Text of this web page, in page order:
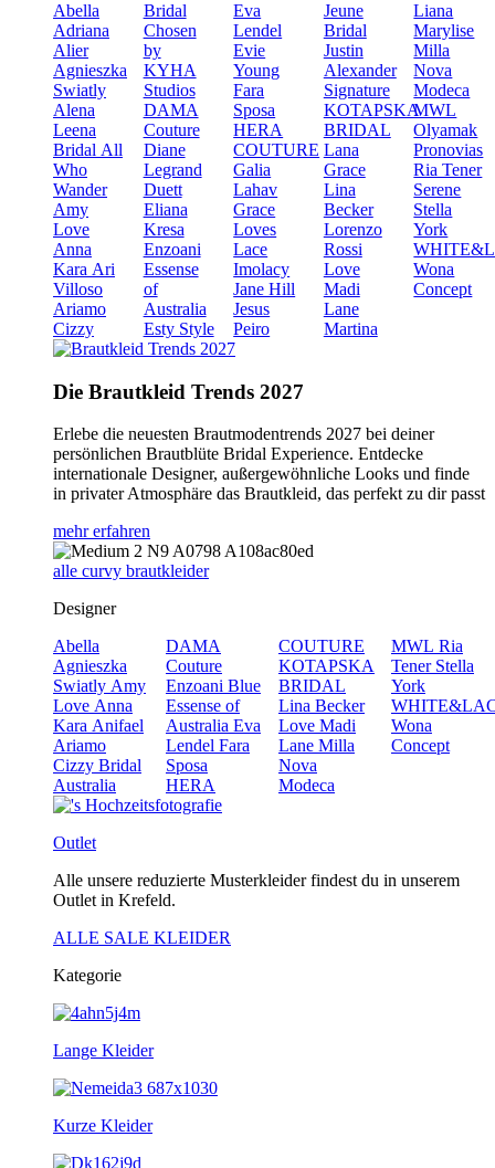
Abella
Adriana
Alier
Agnieszka
Swiatly
Alena
Leena
Bridal All
Who
Wander
Amy
Love
Anna
Kara Ari
Villoso
Ariamo
Cizzy
Bridal
Chosen
by
KYHA
Studios
DAMA
Couture
Diane
Legrand
Duett
Eliana
Kresa
Enzoani
Essense
of
Australia
Esty Style
Eva
Lendel
Evie
Young
Fara
Sposa
HERA
COUTURE
Galia
Lahav
Grace
Loves
Lace
Imolacy
Jane Hill
Jesus
Peiro
Jeune
Bridal
Justin
Alexander
Signature
KOTAPSKA
BRIDAL
Lana
Grace
Lina
Becker
Lorenzo
Rossi
Love
Madi
Lane
Martina
Liana
Marylise
Milla
Nova
Modeca
MWL
Olyamak
Pronovias
Ria Tener
Serene
Stella
York
Wona
Concept
Die Brautkleid Trends 2027
Erlebe die neuesten Brautmodentrends 2027 bei deiner
persönlichen Brautblüte Bridal Experience. Entdecke
internationale Designer, außergewöhnliche Looks und finde
in privater Atmosphäre das Brautkleid, das perfekt zu dir passt
mehr erfahren
alle curvy brautkleider
Designer
Abella
Agnieszka
Swiatly Amy
Love Anna
Kara Anifael
Ariamo
Cizzy Bridal
Australia
DAMA
Couture
Enzoani Blue
Essense of
Australia Eva
Lendel Fara
Sposa
HERA
COUTURE
KOTAPSKA
BRIDAL
Lina Becker
Love Madi
Lane Milla
Nova
Modeca
MWL Ria
Tener Stella
York
Wona
Concept
Outlet
Alle unsere reduzierte Musterkleider findest du in unserem
Outlet in Krefeld.
ALLE SALE KLEIDER
Kategorie
Lange Kleider
Kurze Kleider